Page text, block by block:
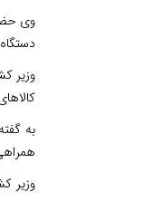
وی
وزیر
به
وزیر